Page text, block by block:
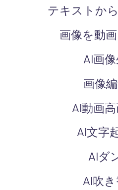
テキストか
画像を動
AI画
画像
AI動画
AI文字
AIダ
AI吹き